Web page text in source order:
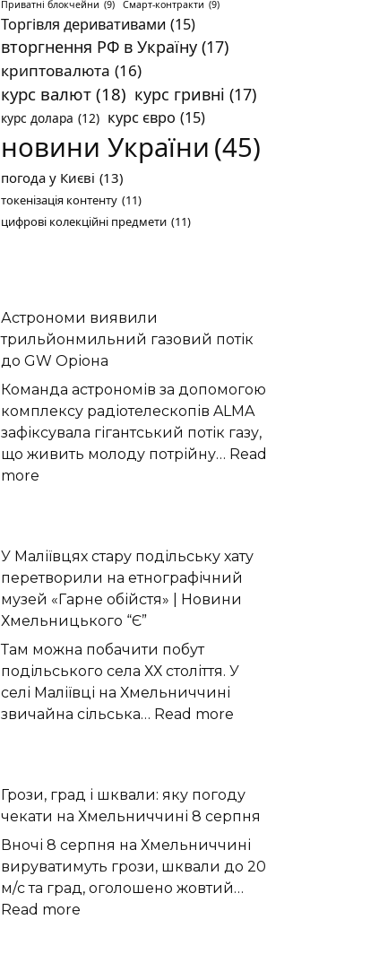
Приватні блокчейни (9) Смарт-контракти (9)
Торгівля деривативами (15)
вторгнення РФ в Україну (17)
криптовалюта (16)
курс валют (18) курс гривні (17)
курс долара (12) курс євро (15)
новини України (45)
погода у Києві (13)
токенізація контенту (11)
цифрові колекційні предмети (11)
Астрономи виявили
трильйонмильний газовий потік
до GW Оріона
Команда астрономів за допомогою
комплексу радіотелескопів ALMA
зафіксувала гігантський потік газу,
що живить молоду потрійну… Read
more
газовий
потік
до
GW
Оріона
У Маліївцях стару подільську хату
перетворили на етнографічний
музей «Гарне обійстя» | Новини
Хмельницького “Є”
Там можна побачити побут
подільського села ХХ століття. У
селі Маліївці на Хмельниччині
звичайна сільська… Read more
подільську
хату
перетворили
на
Грози, град і шквали: яку погоду
чекати на Хмельниччині 8 серпня
Вночі 8 серпня на Хмельниччині
вируватимуть грози, шквали до 20
м/с та град, оголошено жовтий…
Read more